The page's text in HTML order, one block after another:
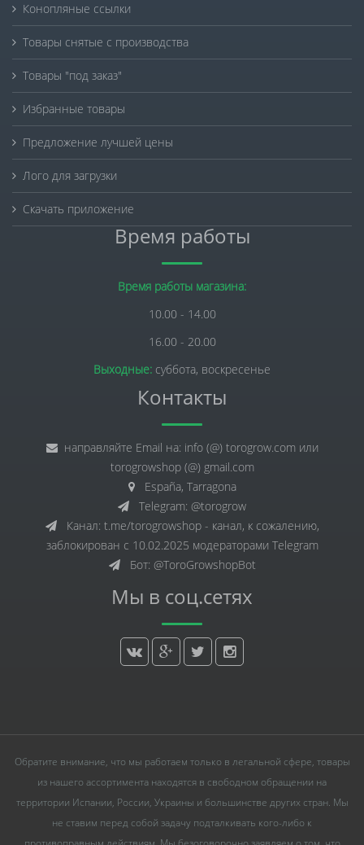
Конопляные ссылки
Товары снятые с производства
Товары "под заказ"
Избранные товары
Предложение лучшей цены
Лого для загрузки
Скачать приложение
Время работы
Время работы магазина:
10.00 - 14.00
16.00 - 20.00
Выходные: суббота, воскресенье
Контакты
направляйте Email на: info (@) torogrow.com или
torogrowshop (@) gmail.com
España, Tarragona
Telegram: @torogrow
Канал: t.me/torogrowshop - канал, к сожалению,
заблокирован с 10.02.2025 модераторами Telegram
Бот: @ToroGrowshopBot
Мы в соц.сетях
Обратите внимание, что мы работаем только в легальной сфере, товары
из нашего ассортимента находятся в свободном обращении на
территории Испании, России, Украины и большинстве других стран. Мы
не ставим перед собой задачу подталкивать кого-либо к